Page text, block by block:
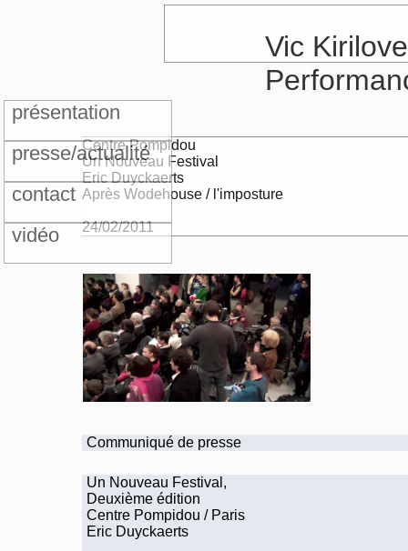
présentation
presse/actualité
contact
vidéo
Vic
Centre Pompidou
Un Nouveau Festival
Eric Duyckaerts
Après Wodehouse / l'imposture
24/02/2011
Communiqué de presse
Un Nouveau Festival,
Deuxième édition
Centre Pompidou / Paris
Eric Duyckaerts